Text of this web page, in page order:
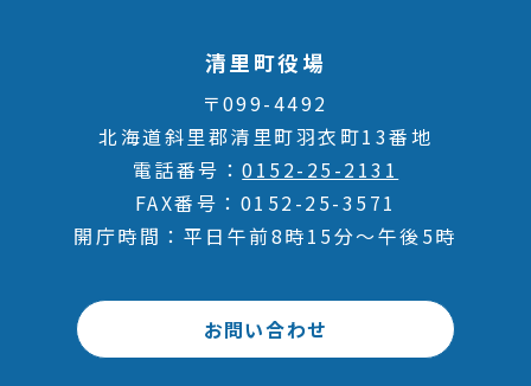
清里町役場
〒099-4492
北海道斜里郡清里町羽衣町13番地
電話番号
0152-25-2131
FAX番号
0152-25-3571
開庁時間
平日午前8時15分～午後5時
お問い合わせ